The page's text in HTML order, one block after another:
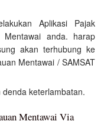
Aplikasi Pajak
Mentawai anda. harap
akan terhubung ke
Mentawai / SAMSAT
keterlambatan.
Mentawai Via